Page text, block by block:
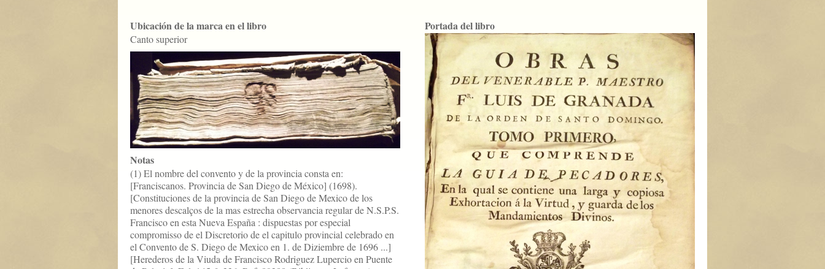
Ubicación de la marca en el libro
Canto superior
Notas
(1) El nombre del convento y de la provincia consta en:
[Franciscanos. Provincia de San Diego de México] (1698).
[Constituciones de la provincia de San Diego de Mexico de los
menores descalços de la mas estrecha observancia regular de N.S.P.S.
Francisco en esta Nueva España : dispuestas por especial
compromisso de el Discretorio de el capitulo provincial celebrado en
el Convento de S. Diego de Mexico en 1. de Diziembre de 1696 ...]
[Herederos de la Viuda de Francisco Rodriguez Lupercio en Puente
Portada del libro